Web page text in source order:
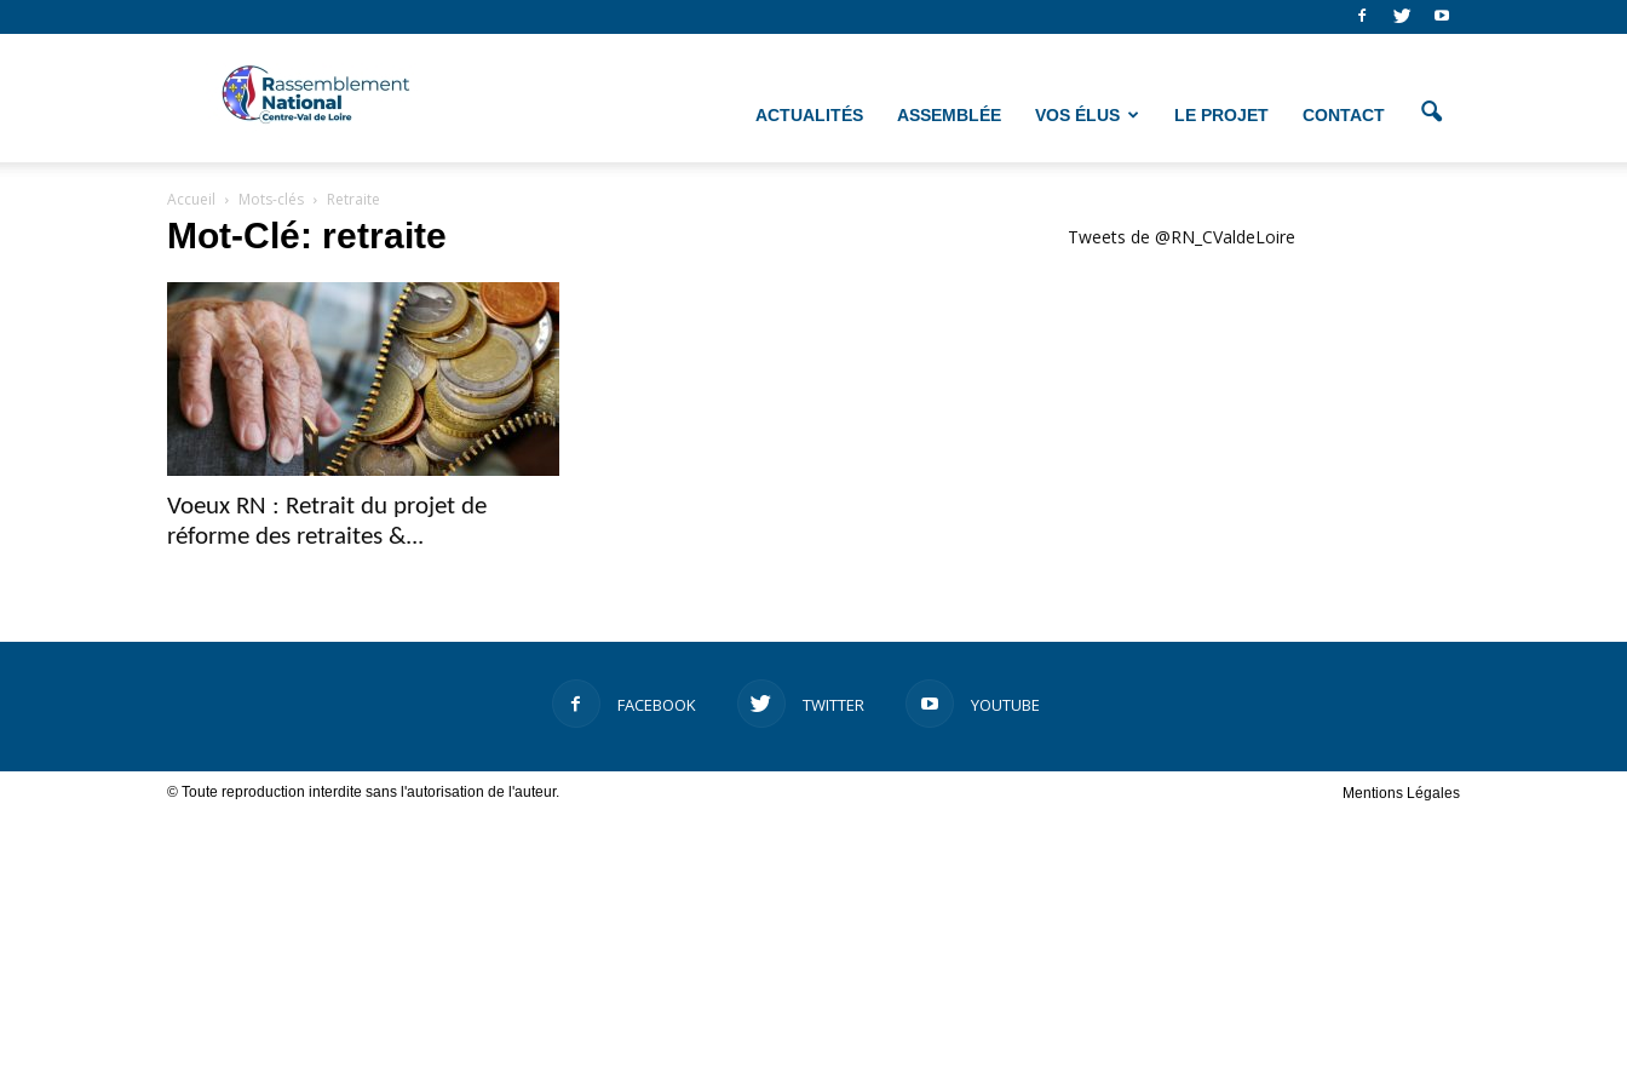
Région
Centre
ACTUALITÉS ASSEMBLÉE VOS ÉLUS LE PROJET CONTACT
Accueil Mots-clés Retraite
Mot-Clé: retraite
Voeux RN : Retrait du projet de
réforme des retraites &...
Tweets de @RN_CValdeLoire
FACEBOOK TWITTER YOUTUBE
Mentions Légales
© Toute reproduction interdite sans l'autorisation de l'auteur.